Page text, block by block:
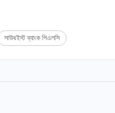
সাউথইস্ট ব্যাংক পিএলসি